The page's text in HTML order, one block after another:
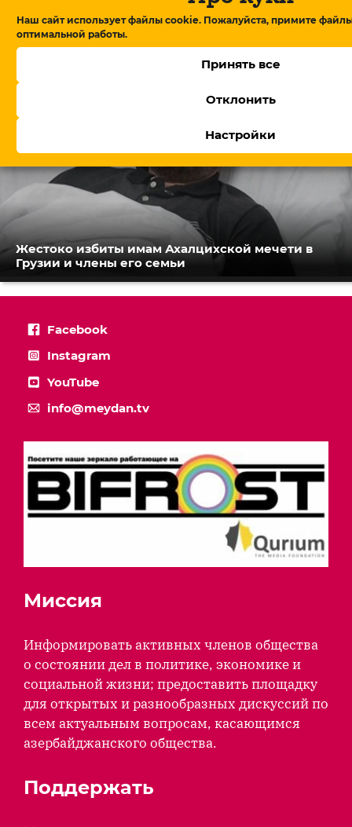
Наш сайт использует файлы cookie. Пожалуйста, примите
оптимальной работы.
Принять все
Отклонить
Настройки
обещает посты профессионалам
Жестоко избиты имам Ахалцихской мечети в
Грузии и члены его семьи
Facebook
Instagram
YouTube
info@meydan.tv
Миссия
Информировать активных членов общества
о состоянии дел в политике, экономике и
социальной жизни; предоставить площадку
для открытых и разнообразных дискуссий по
всем актуальным вопросам, касающимся
азербайджанского общества.
Поддержать